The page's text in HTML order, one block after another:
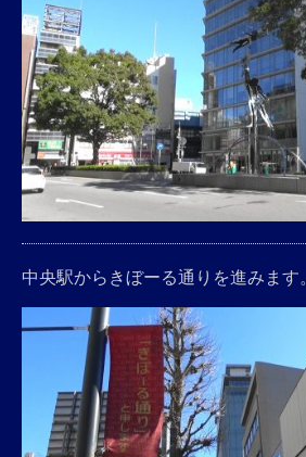
中央駅からきぼーる通りを進みます。